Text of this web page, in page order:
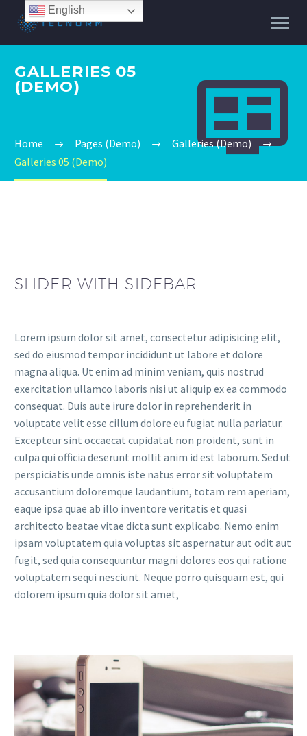


GALLERIES 05
(DEMO)
Home Pages (Demo)
Galleries (Demo)
Galleries 05 (Demo)
SLIDER WITH SIDEBAR
Lorem ipsum dolor sit amet, consectetur adipisicing elit,
sed do eiusmod tempor incididunt ut labore et dolore
magna aliqua. Ut enim ad minim veniam, quis nostrud
exercitation ullamco laboris nisi ut aliquip ex ea commodo
consequat. Duis aute irure dolor in reprehenderit in
voluptate velit esse cillum dolore eu fugiat nulla pariatur.
Excepteur sint occaecat cupidatat non proident, sunt in
culpa qui officia deserunt mollit anim id est laborum. Sed ut
perspiciatis unde omnis iste natus error sit voluptatem
accusantium doloremque laudantium, totam rem aperiam,
eaque ipsa quae ab illo inventore veritatis et quasi
architecto beatae vitae dicta sunt explicabo. Nemo enim
ipsam voluptatem quia voluptas sit aspernatur aut odit aut
fugit, sed quia consequuntur magni dolores eos qui ratione
voluptatem sequi nesciunt. Neque porro quisquam est, qui
dolorem ipsum quia dolor sit amet,
English